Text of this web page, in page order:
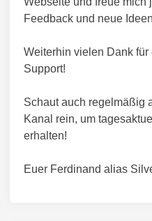
Feedback und neue
Weiterhin vielen Dank für
Support!
Schaut auch regelmäßig
Kanal rein, um
erhalten!
Euer Ferdinand alias